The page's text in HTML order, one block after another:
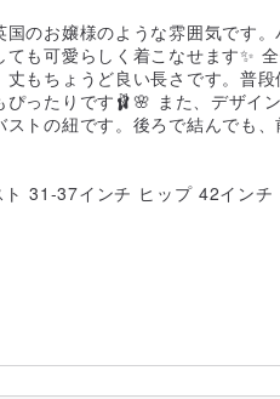
のお嬢様のような雰囲気です
も可愛らしく着こなせます✨
もちょうど良い長さです。普
ったりです🩰🌸 また、デザイ
トの紐です。後ろで結んでも
31-37インチ ヒップ 42インチ